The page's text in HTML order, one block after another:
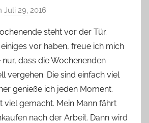
Juli 29, 2016
n
Y
v
o
n
n
e
steht vor der Tür.
vor haben, freue ich mich
dass die Wochenenden
vergehen. Die sind einfach viel
genieße ich jeden Moment.
viel gemacht. Mein Mann fährt
nach der Arbeit. Dann wird